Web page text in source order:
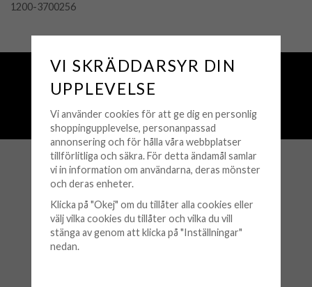
1200-3700256
Fri frakt över 500 kr
Snabba leveranser (1-3 vardagar)
Öppet köp 30 dagar
KUNDSERVICE
Köpvillkor
Retur & Byten
VI SKRÄDDARSYR DIN
UPPLEVELSE
Vi använder cookies för att ge dig en personlig
shoppingupplevelse, personanpassad
annonsering och för hålla våra webbplatser
tillförlitliga och säkra. För detta ändamål samlar
vi in information om användarna, deras mönster
och deras enheter.
Klicka på "Okej" om du tillåter alla cookies eller
välj vilka cookies du tillåter och vilka du vill
stänga av genom att klicka på "Inställningar"
nedan.